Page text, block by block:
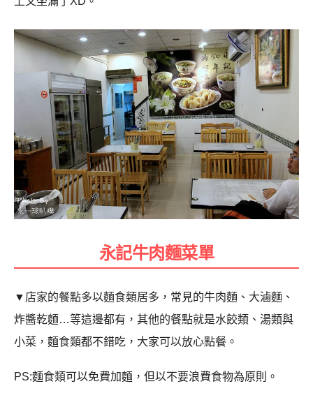
永記牛肉麵菜單
▼ 店家的餐點多以麵食類居多，常見的牛肉麵、大滷麵、
炸醬乾麵…等這邊都有， 其他的餐點就是水餃類、湯類與
小菜，麵食類都不錯吃，大家可以放心點餐。
PS:麵食類可以免費加麵，但以不要浪費食物為原則。